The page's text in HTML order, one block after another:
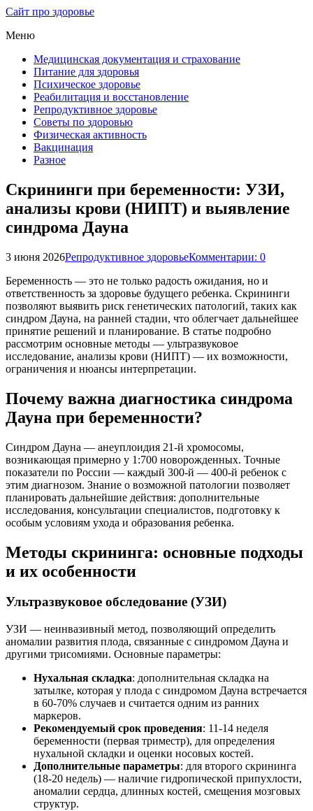
Сайт про здоровье
Меню
Медицинская документация и страхование
Питание для здоровья
Психическое здоровье
Реабилитация и восстановление
Репродуктивное здоровье
Советы по здоровью
Физическая активность
Вакцинация
Разное
Скрининги при беременности: УЗИ,
анализы крови (НИПТ) и выявление
синдрома Дауна
3 июня 2026Репродуктивное здоровьеКомментарии: 0
Беременность — это не только радость ожидания, но и
ответственность за здоровье будущего ребенка. Скрининги
позволяют выявить риск генетических патологий, таких как
синдром Дауна, на ранней стадии, что облегчает дальнейшее
принятие решений и планирование. В статье подробно
рассмотрим основные методы — ультразвуковое
исследование, анализы крови (НИПТ) — их возможности,
ограничения и нюансы интерпретации.
Почему важна диагностика синдрома
Дауна при беременности?
Синдром Дауна — анеуплоидия 21-й хромосомы,
возникающая примерно у 1:700 новорожденных. Точные
показатели по России — каждый 300-й — 400-й ребенок с
этим диагнозом. Знание о возможной патологии позволяет
планировать дальнейшие действия: дополнительные
исследования, консультации специалистов, подготовку к
особым условиям ухода и образования ребенка.
Методы скрининга: основные подходы
и их особенности
Ультразвуковое обследование (УЗИ)
УЗИ — неинвазивный метод, позволяющий определить
аномалии развития плода, связанные с синдромом Дауна и
другими трисомиями. Основные параметры:
Нухальная складка: дополнительная складка на
затылке, которая у плода с синдромом Дауна встречается
в 60-70% случаев и считается одним из ранних
маркеров.
Рекомендуемый срок проведения: 11-14 неделя
беременности (первая триместр), для определения
нухальной складки и оценки носовых костей.
Дополнительные параметры: для второго скрининга
(18-20 недель) — наличие гидропической припухлости,
аномалии сердца, длинных костей, смещения мозговых
структур.